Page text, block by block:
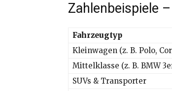
Zahlenbeispiele
Fahrzeugtyp
Kleinwagen (z. B. Polo,
Mittelklasse (z. B. BMW
SUVs & Transporter